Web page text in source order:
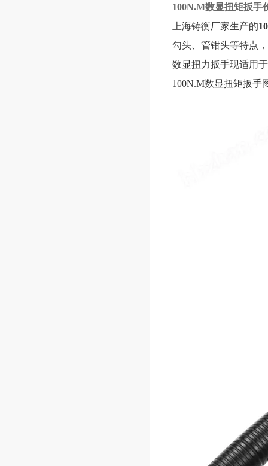
100N.M数显扭矩扳手
上海铸衡厂家生产的
勾头、管钳头等特点
数显扭力扳手现适用
100N.M数显扭矩扳手